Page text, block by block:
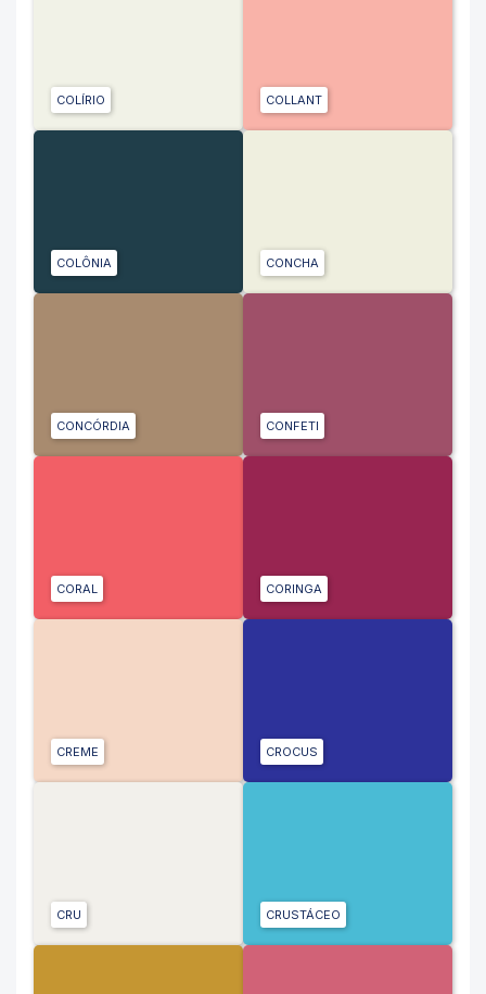
COLÍRIO COLLANT
COLÔNIA CONCHA
CONCÓRDIA CONFETI
CORAL CORINGA
CREME CROCUS
CRU CRUSTÁCEO